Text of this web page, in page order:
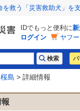
を救う「災害救助犬」を
IDでもっと便利に
ログイン
ヤフ
パ
桜島 > 詳細情報